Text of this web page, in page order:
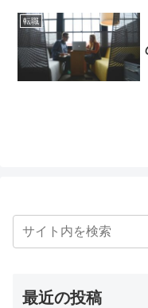
転職
最近の投稿